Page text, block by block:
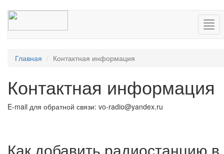
Главная Контактная информация
Контактная информация
E-mail для обратной связи: vo-radio@yandex.ru